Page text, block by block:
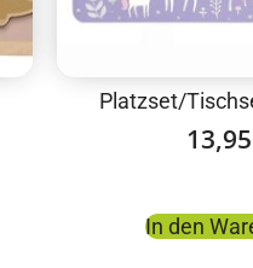
Platzset/
13,95
In den